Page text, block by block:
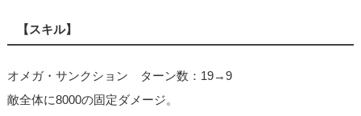
【スキル】
オメガ・サンクション ターン数：19→9
敵全体に8000の固定ダメージ。